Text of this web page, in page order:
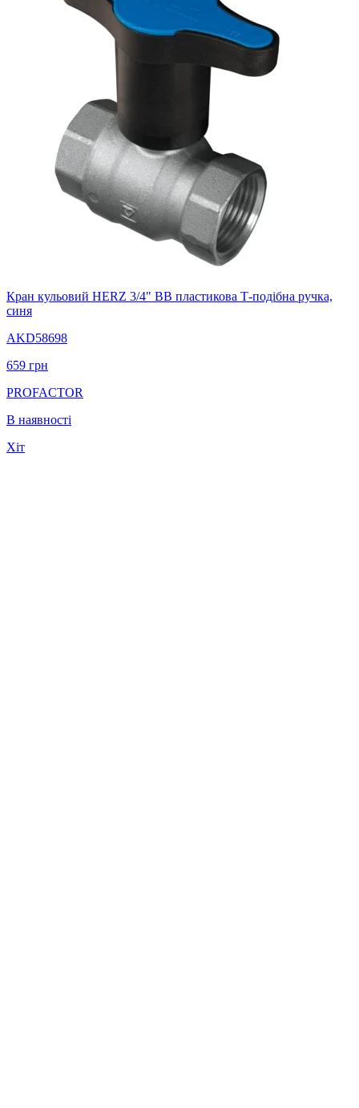
Кран кульовий HERZ 3/4" ВВ пластикова Т-подібна ручка,
синя
AKD58698
659 грн
PROFACTOR
В наявності
Хіт